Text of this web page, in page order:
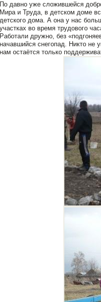
По давно уже сложившейся
Мира и Труда, в детском доме
детского дома. А она у нас
участках во время трудового
Работали дружно, без
начавшийся снегопад. Никто не
нам остаётся только